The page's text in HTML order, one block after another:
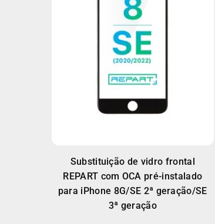
Substituição de vidro frontal
REPART com OCA pré-instalado
para iPhone 8G/SE 2ª geração/SE
3ª geração